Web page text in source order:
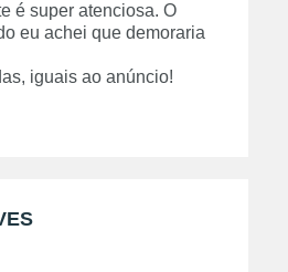
é super atenciosa. O
eu achei que demoraria
iguais ao anúncio!